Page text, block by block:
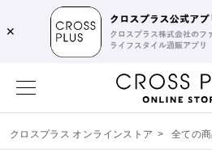
✕
クロスプラス オンラインストア > 全ての